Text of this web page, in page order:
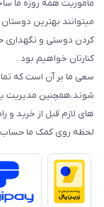
مأموریت همه روزه ما
میتوانند بهترین
کردن دوستی و نگهداری
کنارتان خواهیم بود .
سعی ما بر آن است که
شوند،همچنین مدیریت
های لازم قبل از خرید و
لحظه روی کمک ما حساب